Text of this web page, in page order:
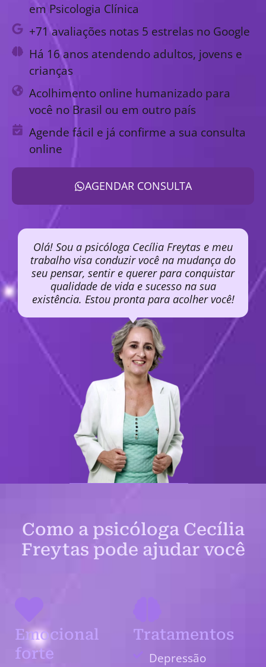
em Psicologia Clínica
+71 avaliações notas 5 estrelas no Google
Há 16 anos atendendo adultos, jovens e
crianças
Acolhimento online humanizado para
você no Brasil ou em outro país
Agende fácil e já confirme a sua consulta
online
AGENDAR CONSULTA
Olá! Sou a psicóloga Cecília Freytas e meu
trabalho visa conduzir você na mudança do
seu pensar, sentir e querer para conquistar
qualidade de vida e sucesso na sua
existência. Estou pronta para acolher você!
Como a psicóloga Cecília
Freytas pode ajudar você
Emocional
forte
Tratamentos
Depressão